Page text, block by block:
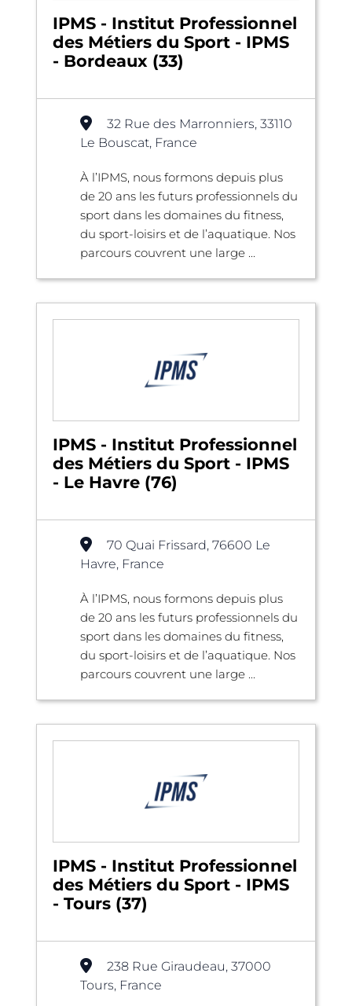
IPMS - Institut Professionnel
des Métiers du Sport - IPMS
- Bordeaux (33)
32 Rue des Marronniers, 33110
Le Bouscat, France
À l’IPMS, nous formons depuis plus
de 20 ans les futurs professionnels du
sport dans les domaines du fitness,
du sport-loisirs et de l’aquatique. Nos
parcours couvrent une large ...
IPMS - Institut Professionnel
des Métiers du Sport - IPMS
- Le Havre (76)
70 Quai Frissard, 76600 Le
Havre, France
À l’IPMS, nous formons depuis plus
de 20 ans les futurs professionnels du
sport dans les domaines du fitness,
du sport-loisirs et de l’aquatique. Nos
parcours couvrent une large ...
IPMS - Institut Professionnel
des Métiers du Sport - IPMS
- Tours (37)
238 Rue Giraudeau, 37000
Tours, France